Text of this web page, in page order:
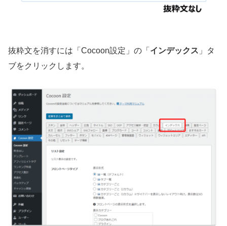
抜粋文を消すには「Cocoon設定」の「 インデックス 」タ
ブをクリックします。